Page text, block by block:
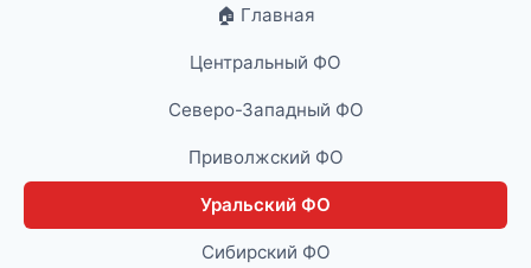
🏠 Главная
Центральный ФО
Северо-Западный ФО
Приволжский ФО
Уральский ФО
Сибирский ФО